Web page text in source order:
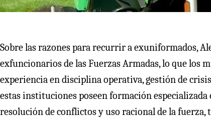
Sobre las razones para recurrir a exuniformados,
exfuncionarios de las Fuerzas Armadas, lo que los
experiencia en disciplina operativa, gestión de
estas instituciones poseen formación
resolución de conflictos y uso racional de la fuerza,